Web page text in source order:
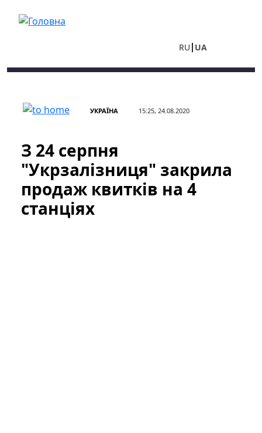
RU UA
УКРАЇНА 15:25, 24.08.2020
З 24 серпня
"Укрзалізниця" закрила
продаж квитків на 4
станціях